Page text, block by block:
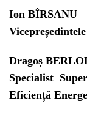
Ion
Dragoș
Specialist
Eficiență